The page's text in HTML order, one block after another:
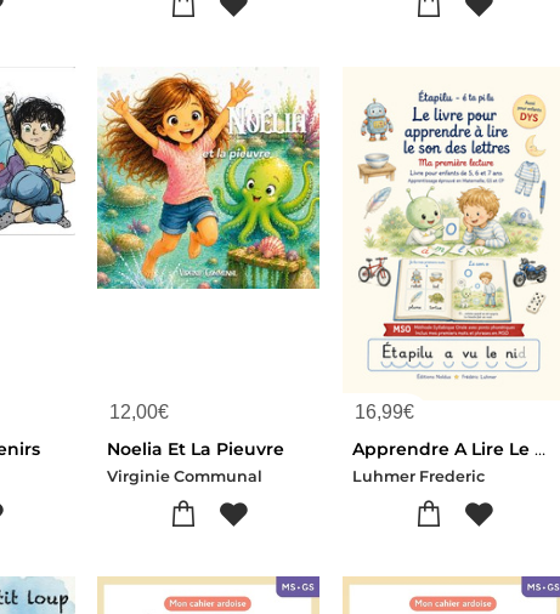
12,00€
Noelia Et La Pieuvre
Virginie Communal
16,99€
Apprendre A Lire Le Son Des Lettres Avec Etapilu - Le Livre Pour Apprendre A Lire Le Son Des Lettres
Luhmer Frederic